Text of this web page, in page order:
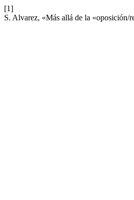
[1]
S. Alvarez, «Más allá de la «oposición/